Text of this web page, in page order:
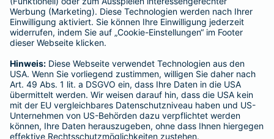
Haftpflichtversicherung
Hausratversicherung
Adresse ändern
Schaden melden
Kilometerstandsmeldung
Serviceübersicht